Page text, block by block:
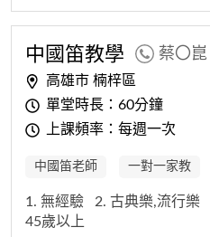
中國笛教學 蔡〇崑
高雄市 楠梓區
單堂時長：60分鐘
上課頻率：每週一次
中國笛老師 一對一家教
1. 無經驗 2. 古典樂,流行樂
45歲以上